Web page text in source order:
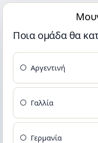
Ποια ομάδα θα
Αργεντινή
Γαλλία
Γερμανία